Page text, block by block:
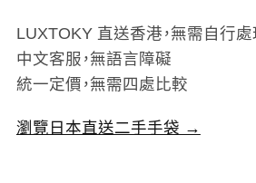
LUXTOKY 直送香港，無需自行
中文客服，無語言障礙
統一定價，無需四處比較
瀏覽日本直送二手手袋 →